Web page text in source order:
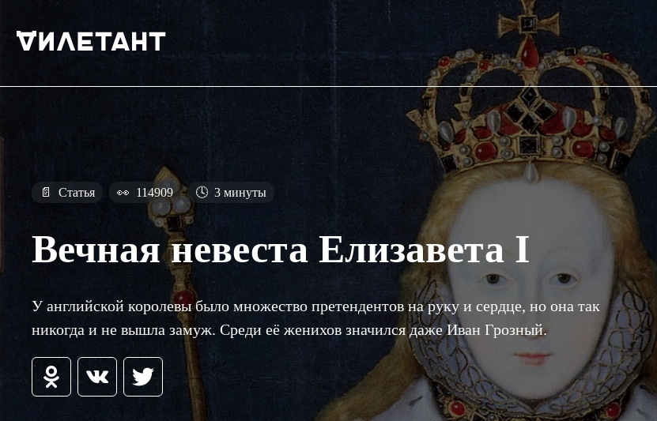
📄 Статья 👀 114909 🕓 3 минуты
Вечная невеста Елизавета I
У английской королевы было множество претендентов на руку и сердце, но она так
никогда и не вышла замуж. Среди её женихов значился даже Иван Грозный.